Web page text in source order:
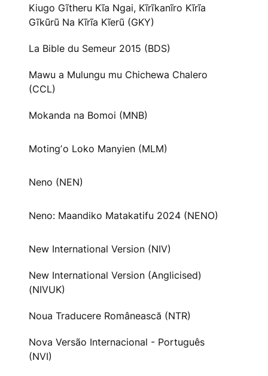
Kiugo Gĩtheru Kĩa Ngai, Kĩrĩkanĩro Kĩrĩa
Gĩkũrũ Na Kĩrĩa Kĩerũ (GKY)
La Bible du Semeur 2015 (BDS)
Mawu a Mulungu mu Chichewa Chalero
(CCL)
Mokanda na Bomoi (MNB)
Motingʼo Loko Manyien (MLM)
Neno (NEN)
Neno: Maandiko Matakatifu 2024 (NENO)
New International Version (NIV)
New International Version (Anglicised)
(NIVUK)
Noua Traducere Românească (NTR)
Nova Versão Internacional - Português
(NVI)